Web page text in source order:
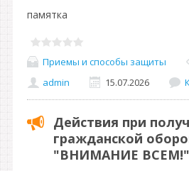
памятка
Приемы и способы защиты
admin
15.07.2026
Действия при
гражданской
"ВНИМАНИЕ ВСЕМ!"